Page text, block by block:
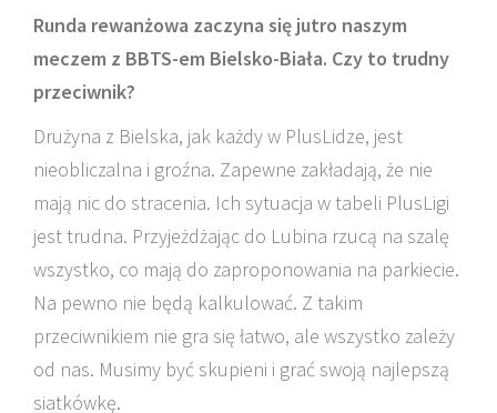
Runda rewanżowa zaczyna się jutro naszym
meczem z BBTS-em Bielsko-Biała. Czy to trudny
przeciwnik?
Drużyna z Bielska, jak każdy w PlusLidze, jest
nieobliczalna i groźna. Zapewne zakładają, że nie
mają nic do stracenia. Ich sytuacja w tabeli PlusLigi
jest trudna. Przyjeżdżając do Lubina rzucą na szalę
wszystko, co mają do zaproponowania na parkiecie.
Na pewno nie będą kalkulować. Z takim
przeciwnikiem nie gra się łatwo, ale wszystko zależy
od nas. Musimy być skupieni i grać swoją najlepszą
siatkówkę.